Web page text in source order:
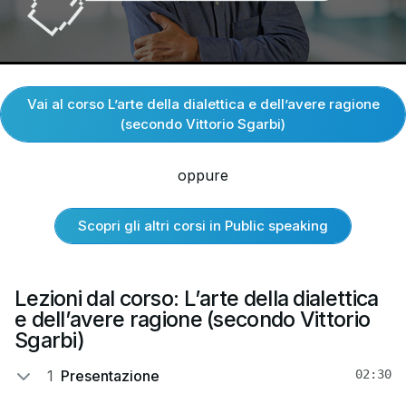
Vai al corso L’arte della dialettica e dell’avere ragione
(secondo Vittorio Sgarbi)
oppure
Scopri gli altri corsi in Public speaking
Lezioni dal corso: L’arte della dialettica
e dell’avere ragione (secondo Vittorio
Sgarbi)
1 Presentazione 02:30